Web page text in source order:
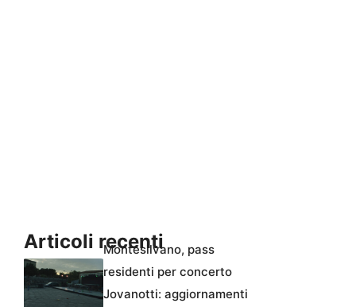
Articoli recenti
Montesilvano, pass
residenti per concerto
Jovanotti: aggiornamenti